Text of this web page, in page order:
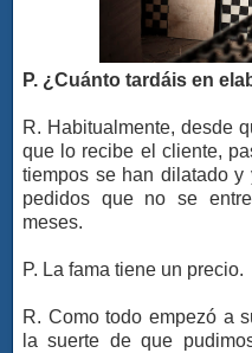
P. ¿Cuánto tardáis en
R. Habitualmente, desde
que lo recibe el cliente,
tiempos se han dilatado
pedidos que no se
meses.
P. La fama tiene un precio.
R. Como todo empezó a
la suerte de que